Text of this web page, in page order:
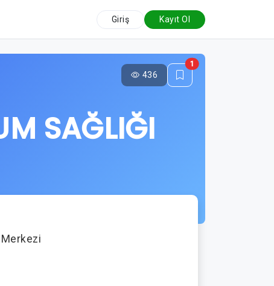
Giriş Kayıt Ol
SAĞLIĞI
436
1
Merkezi